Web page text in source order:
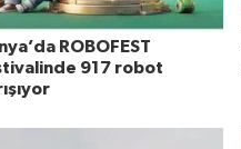
ROBOFEST
917 robot